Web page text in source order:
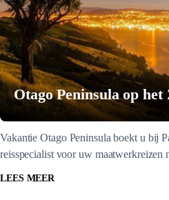
Otago Peninsula op
Vakantie Otago Peninsula boekt u bij
reisspecialist voor uw maatwerkreizen
LEES MEER